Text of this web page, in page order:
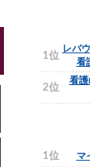
1位
レバ
看
2位
看
1位 マ